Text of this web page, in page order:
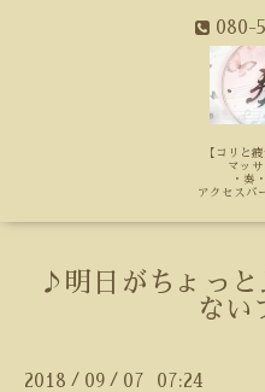
080-
【コリと
マッ
・奏
アクセスバ
♪明日がちょっ
ない
2018 / 09 / 07 07:24